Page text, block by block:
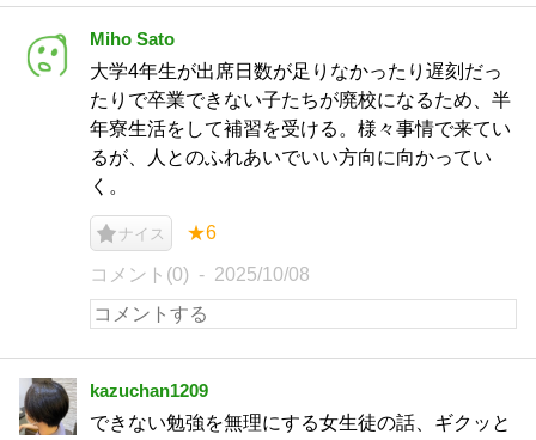
Miho Sato
大学4年生が出席日数が足りなかったり遅刻だっ
たりで卒業できない子たちが廃校になるため、半
年寮生活をして補習を受ける。様々事情で来てい
るが、人とのふれあいでいい方向に向かってい
く。
ナイス ★6
コメント(0) 2025/10/08
kazuchan1209
できない勉強を無理にする女生徒の話、ギクッと